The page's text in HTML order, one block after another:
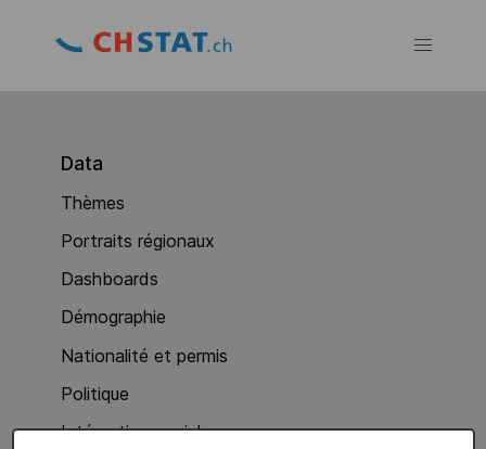
Data
Thèmes
Portraits régionaux
Dashboards
Démographie
Nationalité et permis
Politique
Intégration sociale